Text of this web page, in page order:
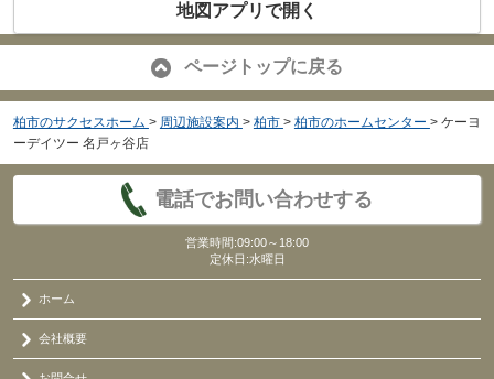
地図アプリで開く
ページトップに戻る
柏市のサクセスホーム > 周辺施設案内 > 柏市 > 柏市のホームセンター > ケーヨ
ーデイツー 名戸ヶ谷店
電話でお問い合わせする
営業時間:09:00～18:00
定休日:水曜日
ホーム
会社概要